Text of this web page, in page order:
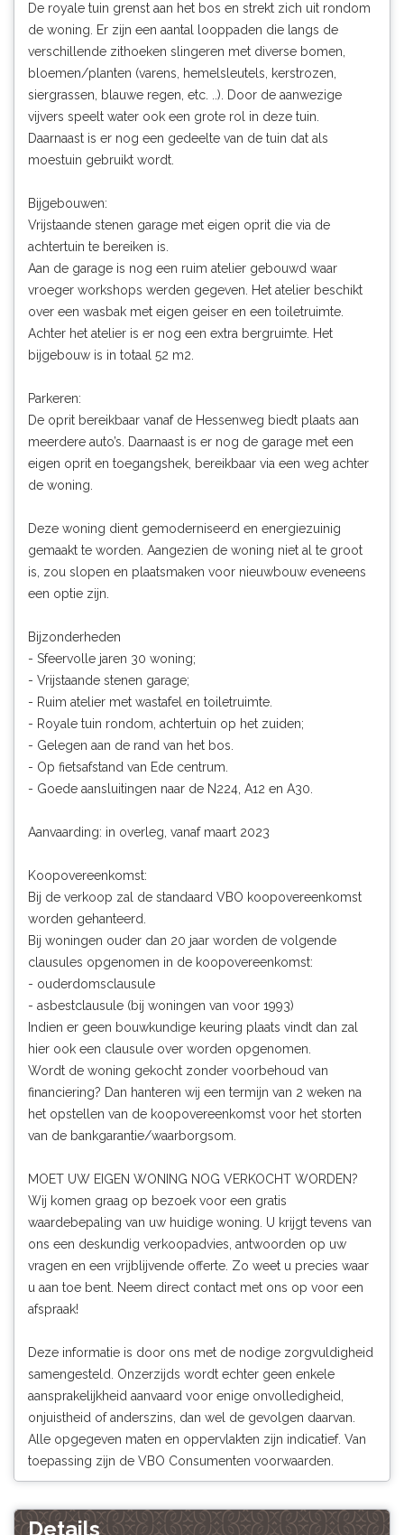
De royale tuin grenst aan het bos en strekt zich uit rondom
de woning. Er zijn een aantal looppaden die langs de
verschillende zithoeken slingeren met diverse bomen,
bloemen/planten (varens, hemelsleutels, kerstrozen,
siergrassen, blauwe regen, etc. ..). Door de aanwezige
vijvers speelt water ook een grote rol in deze tuin.
Daarnaast is er nog een gedeelte van de tuin dat als
moestuin gebruikt wordt.
Bijgebouwen:
Vrijstaande stenen garage met eigen oprit die via de
achtertuin te bereiken is.
Aan de garage is nog een ruim atelier gebouwd waar
vroeger workshops werden gegeven. Het atelier beschikt
over een wasbak met eigen geiser en een toiletruimte.
Achter het atelier is er nog een extra bergruimte. Het
bijgebouw is in totaal 52 m2.
Parkeren:
De oprit bereikbaar vanaf de Hessenweg biedt plaats aan
meerdere auto’s. Daarnaast is er nog de garage met een
eigen oprit en toegangshek, bereikbaar via een weg achter
de woning.
Deze woning dient gemoderniseerd en energiezuinig
gemaakt te worden. Aangezien de woning niet al te groot
is, zou slopen en plaatsmaken voor nieuwbouw eveneens
een optie zijn.
Bijzonderheden
- Sfeervolle jaren 30 woning;
- Vrijstaande stenen garage;
- Ruim atelier met wastafel en toiletruimte.
- Royale tuin rondom, achtertuin op het zuiden;
- Gelegen aan de rand van het bos.
- Op fietsafstand van Ede centrum.
- Goede aansluitingen naar de N224, A12 en A30.
Aanvaarding: in overleg, vanaf maart 2023
Koopovereenkomst:
Bij de verkoop zal de standaard VBO koopovereenkomst
worden gehanteerd.
Bij woningen ouder dan 20 jaar worden de volgende
clausules opgenomen in de koopovereenkomst:
- ouderdomsclausule
- asbestclausule (bij woningen van voor 1993)
Indien er geen bouwkundige keuring plaats vindt dan zal
hier ook een clausule over worden opgenomen.
Wordt de woning gekocht zonder voorbehoud van
financiering? Dan hanteren wij een termijn van 2 weken na
het opstellen van de koopovereenkomst voor het storten
van de bankgarantie/waarborgsom.
MOET UW EIGEN WONING NOG VERKOCHT WORDEN?
Wij komen graag op bezoek voor een gratis
waardebepaling van uw huidige woning. U krijgt tevens van
ons een deskundig verkoopadvies, antwoorden op uw
vragen en een vrijblijvende offerte. Zo weet u precies waar
u aan toe bent. Neem direct contact met ons op voor een
afspraak!
Deze informatie is door ons met de nodige zorgvuldigheid
samengesteld. Onzerzijds wordt echter geen enkele
aansprakelijkheid aanvaard voor enige onvolledigheid,
onjuistheid of anderszins, dan wel de gevolgen daarvan.
Alle opgegeven maten en oppervlakten zijn indicatief. Van
toepassing zijn de VBO Consumenten voorwaarden.
Details